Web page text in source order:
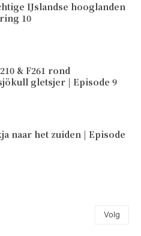
IJslandse hooglanden
10
& F261 rond
gletsjer | Episode 9
naar het zuiden | Episode
Volg